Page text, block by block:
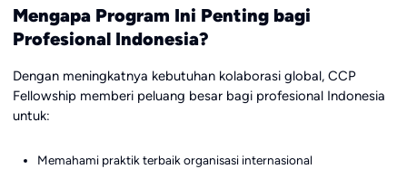
Mengapa Program Ini Penting bagi
Profesional Indonesia?
Dengan meningkatnya kebutuhan kolaborasi global, CCP
Fellowship memberi peluang besar bagi profesional Indonesia
untuk:
Memahami praktik terbaik organisasi internasional